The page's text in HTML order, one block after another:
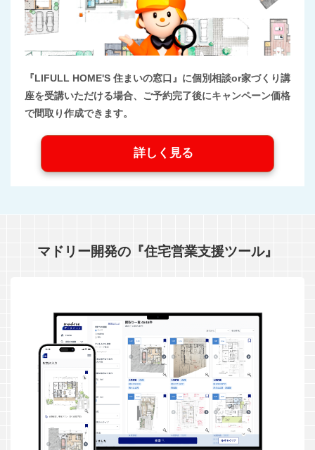
『LIFULL HOME'S 住まいの窓口』に個別相談or家づくり講
座を受講いただける場合、ご予約完了後にキャンペーン価格
で間取り作成できます。
詳しく見る
マドリー開発の『住宅営業支援ツール』